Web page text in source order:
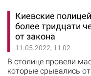
полиции Киева. “Мы
следственные
кроме мужа и жены,
накануне инцидента
ссора, в результате
Киевские
более тридцати
от закона
11.05.2022, 11:02
В столице провели
которые срывались